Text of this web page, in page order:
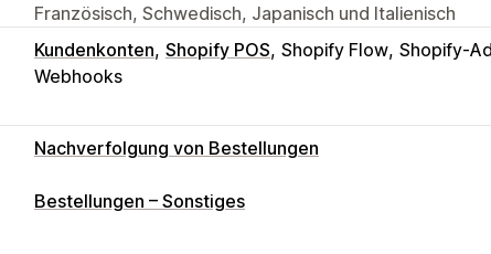
Französisch, Schwedisch, Japanisch und Italienisch
Kundenkonten Shopify POS Shopify Flow Shopify-
Webhooks
Nachverfolgung von Bestellungen
Tracking
Bestellungen – Sonstiges